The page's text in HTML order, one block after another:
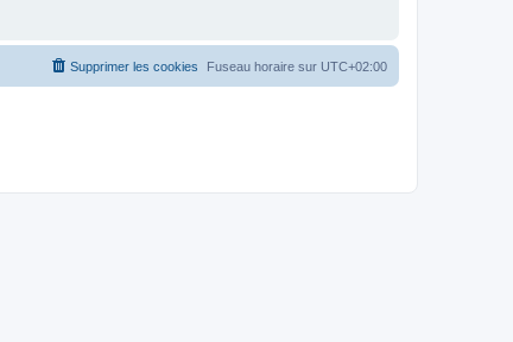
Fuseau horaire sur UTC+02:00
Supprimer les cookies